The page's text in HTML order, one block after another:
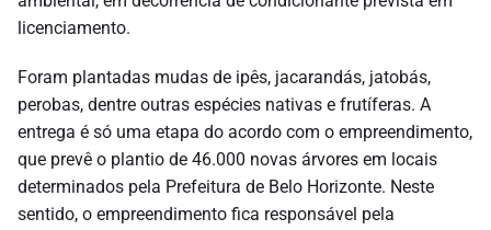
licenciamento.
Foram plantadas mudas de ipês, jacarandás, jatobás,
perobas, dentre outras espécies nativas e frutíferas. A
entrega é só uma etapa do acordo com o empreendimento,
que prevê o plantio de 46.000 novas árvores em locais
determinados pela Prefeitura de Belo Horizonte. Neste
sentido, o empreendimento fica responsável pela